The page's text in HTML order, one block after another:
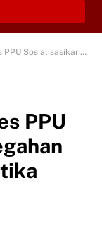
Narkotika kepada Siswa-siswi Kabupaten PPU
PPU